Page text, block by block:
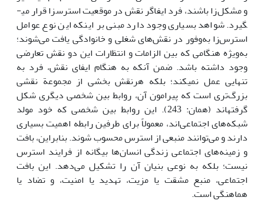
و مشکل‌زا باشند، فرد ایفاگر نقش در موقعیت استرس­زا قرار می­
گیرد. شواهد بسیاری وجود دارد مبنی بر اینکه این نوع عوامل
استرس­‌زا به‌وفور در نقش‌های شغلی و خانوادگی یافت می‌شوند؛
به‌ویژه هنگامی که بین الزامات و انتظارات این دو نقش تعارضی
وجود داشته باشد. ضمن آنکه به هنگام ایفای نقش، فرد به
تنهایی عمل نمی­کند؛ بلکه هرنقش بخشی از مجموعة نقشی
بزرگ‌تری است که پیرامون آن، روابط بین شخصی دیگری شکل
گرفته­اند (همان: 243). این روابط بین شخصی که خود مولد
شبکه‌های اجتماعی‌اند، معمولاً برای طرفین رابطه اهمیت بسیاری
دارند و می‌توانند منبعی از استرس محسوب شوند. بنابراین، بافت
و زمینه‌های اجتماعی زندگی انسان‌ها بیگانه از فرایند استرس
نیست؛ بلکه به نوعی بنیان آن را تشکیل می‌دهد. این بافت
اجتماعی، منبع مشقت یا مزیت، تهدید یا امنیت، و تضاد یا
هماهنگی است.